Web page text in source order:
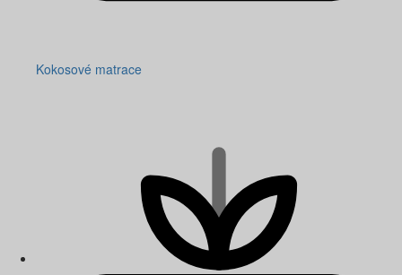
Kokosové matrace